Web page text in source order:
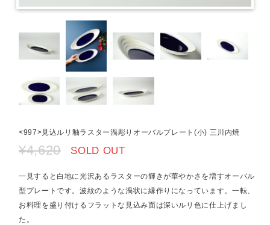
<997>見込ルリ釉ラスター渦彫りオーバルプレート(小) 三川内焼
¥4,620 SOLD OUT
一見すると白地に光沢あるラスターの輝きが華やかさを増すオーバル
型プレートです。波紋のような渦状に縁作りになっています。一転、
お料理を盛り付けるフラットな見込み面は深いルリ色に仕上げまし
た。